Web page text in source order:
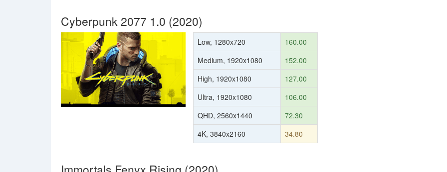
Cyberpunk 2077 1.0 (2020)
Low, 1280x720
160.00
Medium, 1920x1080
152.00
High, 1920x1080
127.00
Ultra, 1920x1080
106.00
QHD, 2560x1440
72.30
4K, 3840x2160
34.80